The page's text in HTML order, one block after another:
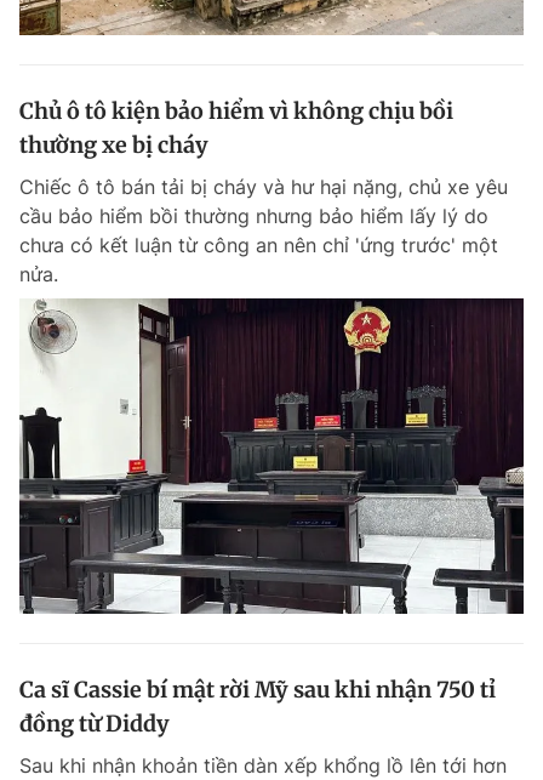
Chủ ô tô kiện bảo hiểm vì không chịu bồi
thường xe bị cháy
Chiếc ô tô bán tải bị cháy và hư hại nặng, chủ xe yêu
cầu bảo hiểm bồi thường nhưng bảo hiểm lấy lý do
chưa có kết luận từ công an nên chỉ 'ứng trước' một
nửa.
Ca sĩ Cassie bí mật rời Mỹ sau khi nhận 750 tỉ
đồng từ Diddy
Sau khi nhận khoản tiền dàn xếp khổng lồ lên tới hơn